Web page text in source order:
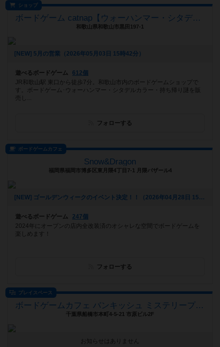
ショップ
ボードゲーム catnap【ウォーハンマー・シタデルカラー取扱店】
和歌山県和歌山市黒田197-1
[NEW] 5月の営業（2026年05月03日 15時42分）
遊べるボードゲーム
612個
JR和歌山駅 東口から徒歩7分。和歌山市内のボードゲームショップで
す。ボードゲーム･ウォーハンマー・シタデルカラー・持ち帰り謎を販
売し...
フォローする
ボードゲームカフェ
Snow&Dragon
福岡県福岡市博多区東月隈4丁目7-1 月隈バザール4
[NEW] ゴールデンウィークのイベント決定！！（2026年04月28日 15時49分）
遊べるボードゲーム
247個
2024年にオープンの店内全改装済のオシャレな空間でボードゲームを
楽しめます！
フォローする
プレイスペース
ボードゲームカフェ バンキッシュ ミステリープラス（BoardGameCafe VANQUiSH MysteryPlus）
千葉県船橋市本町4-5-21 市原ビル2F
お知らせはありません